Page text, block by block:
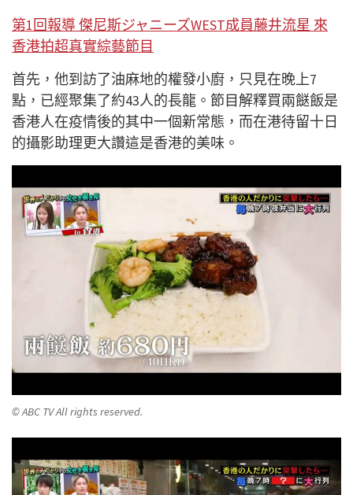
第1回報導 傑尼斯ジャニーズWEST成員藤井流星 來
香港拍超真實綜藝節目
首先，他到訪了油麻地的權發小廚，只見在晚上7
點，已經聚集了約43人的長龍。節目解釋買兩餸飯是
香港人在疫情後的其中一個新常態，而在港待留十日
的攝影助理更大讚這是香港的美味。
© ABC TV All rights reserved.